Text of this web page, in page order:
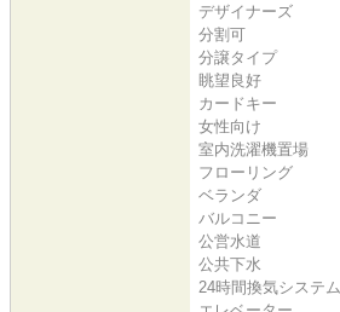
デザイナーズ
分割可
分譲タイプ
眺望良好
カードキー
女性向け
室内洗濯機置場
フローリング
ベランダ
バルコニー
公営水道
公共下水
24時間換気システム